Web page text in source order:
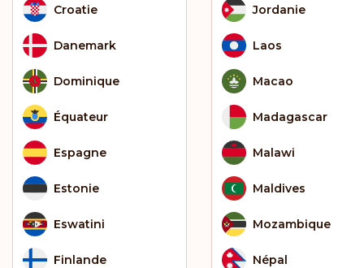
Croatie
Danemark
Dominique
Équateur
Espagne
Estonie
Eswatini
Finlande
Jordanie
Laos
Macao
Madagascar
Malawi
Maldives
Mozambique
Népal